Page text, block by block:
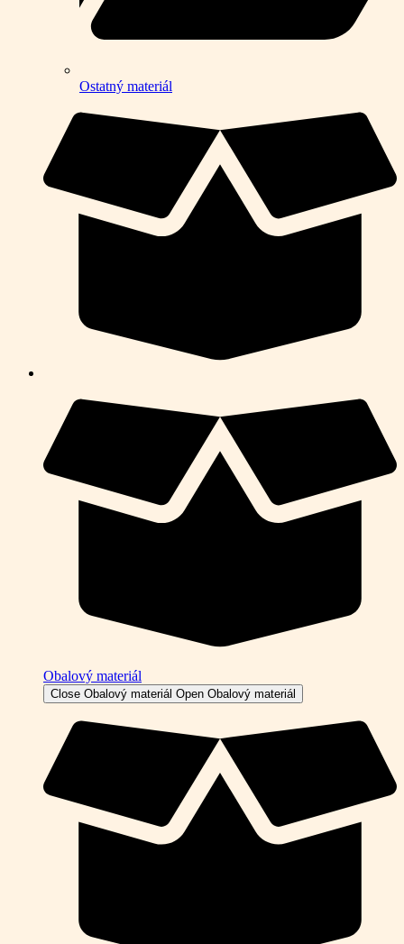
Ostatný materiál
Obalový materiál
Close Obalový materiál Open Obalový materiál